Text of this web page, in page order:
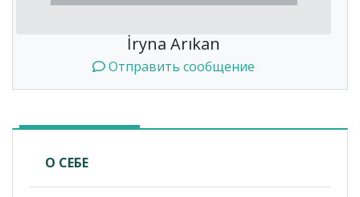
İryna Arıkan
Отправить сообщение
О СЕБЕ